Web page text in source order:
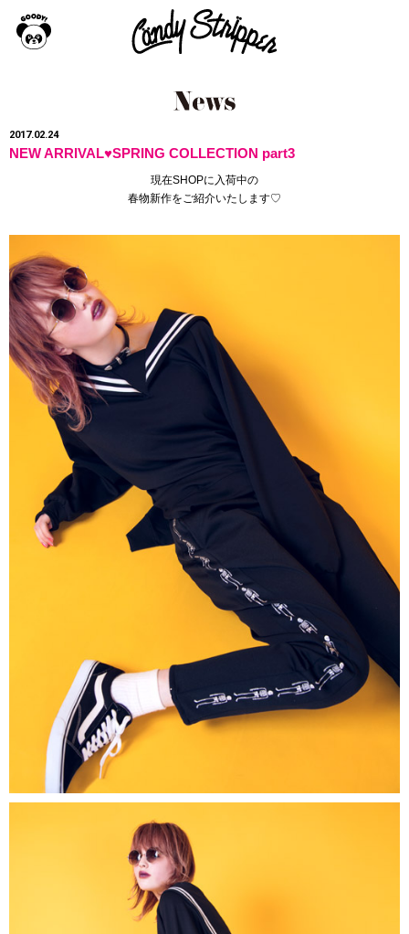
2017.02.24
NEW ARRIVAL♥SPRING COLLECTION part3
現在SHOPに入荷中の
春物新作をご紹介いたします♡